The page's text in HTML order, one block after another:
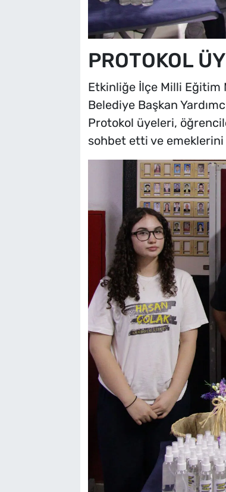
PROTOKOL
Etkinliğe İlçe Milli Eğitim
Belediye Başkan
Protokol üyeleri,
sohbet etti ve